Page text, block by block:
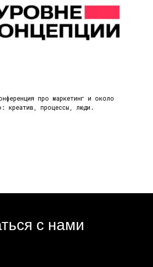
про маркетинг и около
креатив, процессы, люди.
с нами